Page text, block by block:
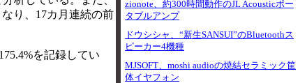
り、17カ月連続の前
を記録してい
zionote、約300時間動作のJL Acousticポー
タブルアンプ
ドウシシャ、“新生SANSUI”のBluetoothス
ピーカー4機種
MJSOFT、moshi audioの焼結セラミック筐
体イヤフォン